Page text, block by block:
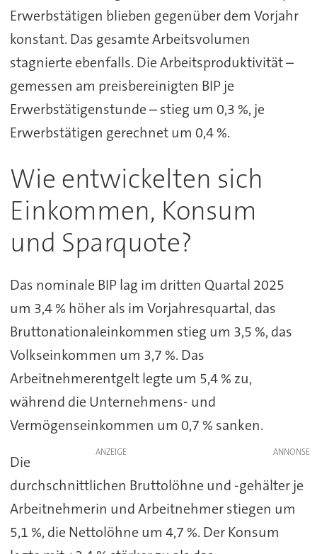
Erwerbstätigen blieben gegenüber dem Vorjahr
konstant. Das gesamte Arbeitsvolumen
stagnierte ebenfalls. Die Arbeitsproduktivität –
gemessen am preisbereinigten BIP je
Erwerbstätigenstunde – stieg um 0,3 %, je
Erwerbstätigen gerechnet um 0,4 %.
Wie entwickelten sich
Einkommen, Konsum
und Sparquote?
Das nominale BIP lag im dritten Quartal 2025
um 3,4 % höher als im Vorjahresquartal, das
Bruttonationaleinkommen stieg um 3,5 %, das
Volkseinkommen um 3,7 %. Das
Arbeitnehmerentgelt legte um 5,4 % zu,
während die Unternehmens- und
Vermögenseinkommen um 0,7 % sanken.
ANZEIGE
Die
durchschnittlichen Bruttolöhne und -gehälter je
Arbeitnehmerin und Arbeitnehmer stiegen um
5,1 %, die Nettolöhne um 4,7 %. Der Konsum